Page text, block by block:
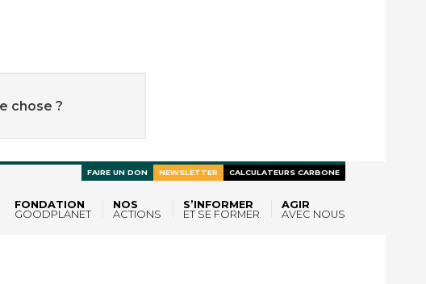
FONDATION
GOODPLANET
NOS
ACTIONS
S’INFORMER
ET SE FORMER
AGIR
AVEC NOUS
FAIRE UN DON NEWSLETTER CALCULATEURS CARBONE
chose ?